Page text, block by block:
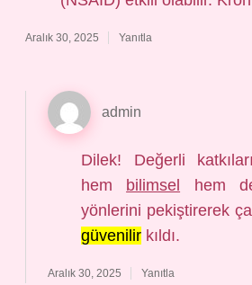
Aralık 30, 2025 Yanıtla
admin
Dilek! Değerli
hem bilimsel hem
yönlerini pekiştirerek
güvenilirkıldı.
Aralık 30, 2025 Yanıtla